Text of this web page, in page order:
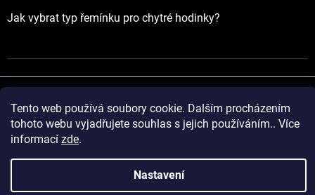
Tento web používá soubory cookie. Dalším procházením
tohoto webu vyjadřujete souhlas s jejich používáním.. Více
informací zde.
Nastavení
Jak vybrat typ řemínku pro chytré hodinky?
Vytvořil Shoptet